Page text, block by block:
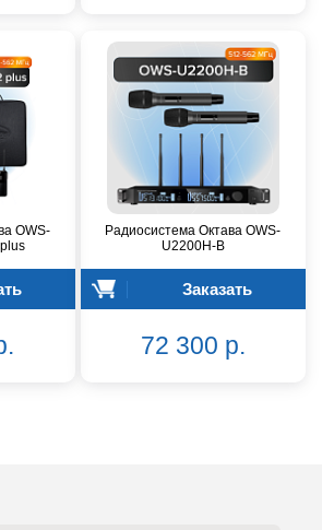
OWS-
Радиосистема Октава OWS-
U2200H-B
Заказать
72 300 р.